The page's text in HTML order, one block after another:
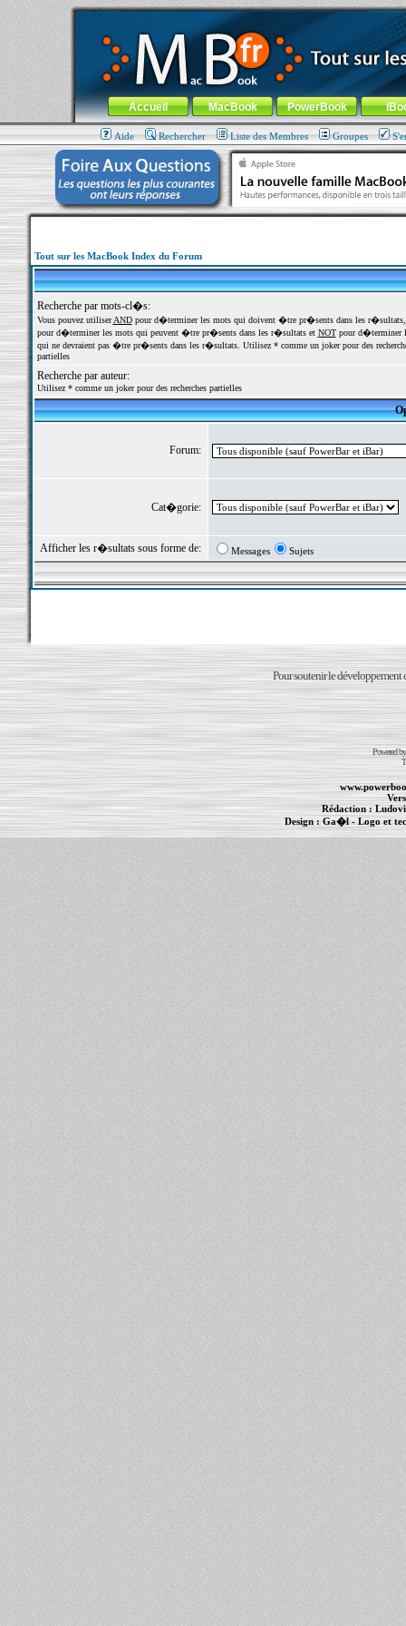
MacBook-fr.com : 100% Apple... 100% nomade !
Aller au contenu-Aller au menu général-Aller au menu de
Menu général
Accueil MacBook PowerBook
Aide Rechercher Liste des Membres Groupes
Tout sur les MacBook Index du Forum
Recherche par mots-cl�s:
Vous pouvez utiliserANDpour d�terminer les mots qui doivent �tre pr�sents dans les
pour d�terminer les mots qui peuvent �tre pr�sents dans les r�sultats et NOTpour d�terminer
qui ne devraient pas �tre pr�sents dans les r�sultats. Utilisez * comme un joker pour des
partielles
Recherche par auteur:
Utilisez * comme un joker pour des recherches partielles
Forum:
Cat�gorie:
Afficher les r�sultats sous forme de: Messages Sujets
Pour soutenir le développement
Powered
Rédaction :
Design : Ga�l- Logo et